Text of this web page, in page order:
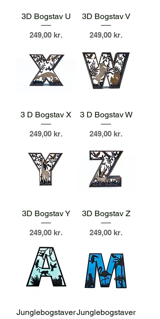
3D Bogstav U
Pris
249,00 kr.
3D Bogstav V
Pris
249,00 kr.
3 D Bogstav X
Pris
249,00 kr.
3 D Bogstav W
Pris
249,00 kr.
3D Bogstav Y
Pris
249,00 kr.
3D Bogstav Z
Pris
249,00 kr.
JunglebogstaverJunglebogstaver